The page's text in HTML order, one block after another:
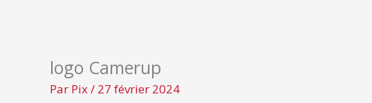
logo Camerup
Par Pix/ 27 février 2024